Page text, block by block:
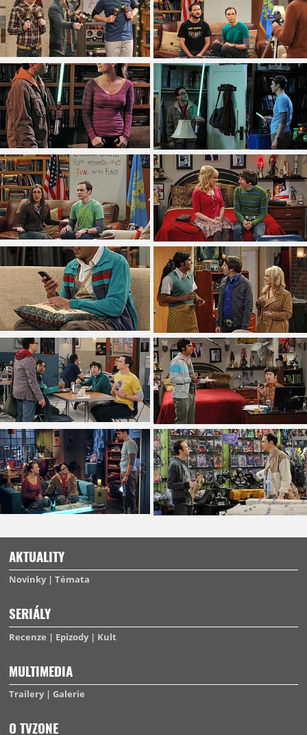
AKTUALITY
Novinky Témata
SERIÁLY
Recenze Epizody Kult
MULTIMEDIA
Trailery Galerie
O TVZONE